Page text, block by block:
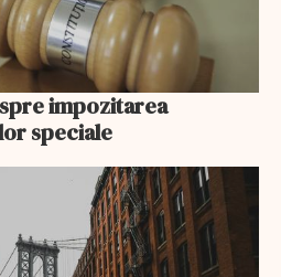
impozitarea
speciale